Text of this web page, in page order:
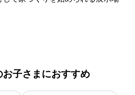
お子さまにおすすめ